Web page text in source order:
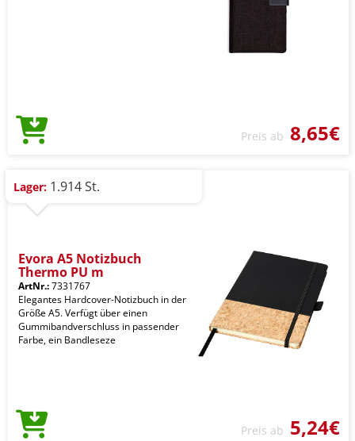
Preis ab 8,65€
Lager: 1.914 St.
Evora A5 Notizbuch
Thermo PU m
ArtNr.:7331767
Elegantes Hardcover-Notizbuch in der
Größe A5. Verfügt über einen
Gummibandverschluss in passender
Farbe, ein Bandleseze
Preis ab 5,24€